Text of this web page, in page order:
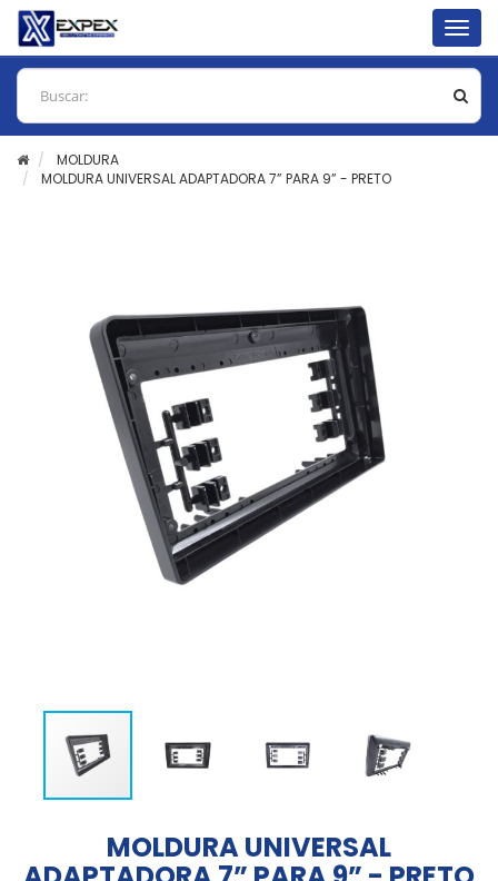
MOLDURA
MOLDURA UNIVERSAL ADAPTADORA 7” PARA 9” - PRETO
MOLDURA UNIVERSAL